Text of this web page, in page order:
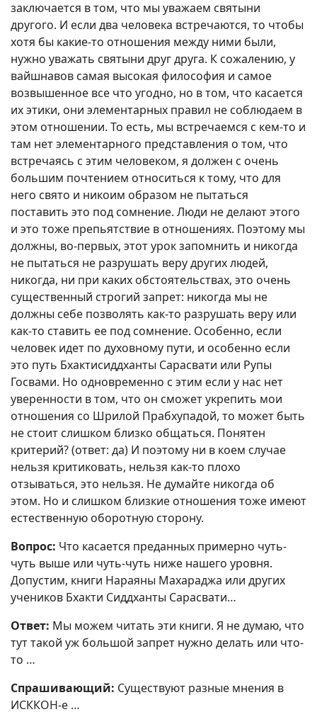
заключается в том, что мы уважаем святыни
другого. И если два человека встречаются, то чтобы
хотя бы какие-то отношения между ними были,
нужно уважать святыни друг друга. К сожалению, у
вайшнавов самая высокая философия и самое
возвышенное все что угодно, но в том, что касается
их этики, они элементарных правил не соблюдаем в
этом отношении. То есть, мы встречаемся с кем-то и
там нет элементарного представления о том, что
встречаясь с этим человеком, я должен с очень
большим почтением относиться к тому, что для
него свято и никоим образом не пытаться
поставить это под сомнение. Люди не делают этого
и это тоже препьятствие в отношениях. Поэтому мы
должны, во-первых, этот урок запомнить и никогда
не пытаться не разрушать веру других людей,
никогда, ни при каких обстоятельствах, это очень
существенный строгий запрет: никогда мы не
должны себе позволять как-то разрушать веру или
как-то ставить ее под сомнение. Особенно, если
человек идет по духовному пути, и особенно если
это путь Бхактисиддханты Сарасвати или Рупы
Госвами. Но одновременно с этим если у нас нет
уверенности в том, что он сможет укрепить мои
отношения со Шрилой Прабхупадой, то может быть
не стоит слишком близко общаться. Понятен
критерий? (ответ: да) И поэтому ни в коем случае
нельзя критиковать, нельзя как-то плохо
отзываться, это нельзя. Не думайте никогда об
этом. Но и слишком близкие отношения тоже имеют
естественную оборотную сторону.
Вопрос: Что касается преданных примерно чуть-
чуть выше или чуть-чуть ниже нашего уровня.
Допустим, книги Нараяны Махараджа или других
учеников Бхакти Сиддханты Сарасвати…
Ответ: Мы можем читать эти книги. Я не думаю, что
тут такой уж большой запрет нужно делать или что-
то …
Спрашивающий: Существуют разные мнения в
ИСККОН-е …